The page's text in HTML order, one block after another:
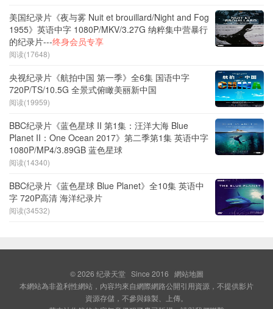
美国纪录片《夜与雾 Nuit et brouillard/Night and Fog
1955》英语中字 1080P/MKV/3.27G 纳粹集中营暴行
的纪录片---终身会员专享
阅读(17648)
央视纪录片《航拍中国 第一季》全6集 国语中字
720P/TS/10.5G 全景式俯瞰美丽新中国
阅读(19959)
BBC纪录片《蓝色星球 II 第1集：汪洋大海 Blue
Planet II：One Ocean 2017》第二季第1集 英语中字
1080P/MP4/3.89GB 蓝色星球
阅读(14340)
BBC纪录片《蓝色星球 Blue Planet》全10集 英语中
字 720P高清 海洋纪录片
阅读(34532)
© 2026 纪录天堂Since 2016 網站地圖
本網站為非盈利性網站，內容均來自網際網路公開引用資源，不提供影片
資源存儲，不參與錄製、上傳。